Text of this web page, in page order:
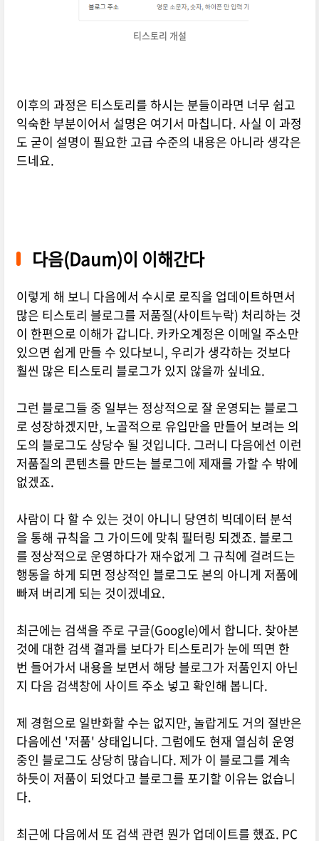
티스토리 개설
이후의 과정은 티스토리를 하시는 분들이라면 너무 쉽고
익숙한 부분이어서 설명은 여기서 마칩니다. 사실 이 과정
도 굳이 설명이 필요한 고급 수준의 내용은 아니라 생각은
드네요.
다음(Daum)이 이해간다
이렇게 해 보니 다음에서 수시로 로직을 업데이트하면서
많은 티스토리 블로그를 저품질(사이트누락) 처리하는 것
이 한편으로 이해가 갑니다. 카카오계정은 이메일 주소만
있으면 쉽게 만들 수 있다보니, 우리가 생각하는 것보다
훨씬 많은 티스토리 블로그가 있지 않을까 싶네요.
그런 블로그들 중 일부는 정상적으로 잘 운영되는 블로그
로 성장하겠지만, 노골적으로 유입만을 만들어 보려는 의
도의 블로그도 상당수 될 것입니다. 그러니 다음에선 이런
저품질의 콘텐츠를 만드는 블로그에 제재를 가할 수 밖에
없겠죠.
사람이 다 할 수 있는 것이 아니니 당연히 빅데이터 분석
을 통해 규칙을 그 가이드에 맞춰 필터링 되겠죠. 블로그
를 정상적으로 운영하다가 재수없게 그 규칙에 걸려드는
행동을 하게 되면 정상적인 블로그도 본의 아니게 저품에
빠져 버리게 되는 것이겠네요.
최근에는 검색을 주로 구글(Google)에서 합니다. 찾아본
것에 대한 검색 결과를 보다가 티스토리가 눈에 띄면 한
번 들어가서 내용을 보면서 해당 블로그가 저품인지 아닌
지 다음 검색창에 사이트 주소 넣고 확인해 봅니다.
제 경험으로 일반화할 수는 없지만, 놀랍게도 거의 절반은
다음에선 '저품' 상태입니다. 그럼에도 현재 열심히 운영
중인 블로그도 상당히 많습니다. 제가 이 블로그를 계속
하듯이 저품이 되었다고 블로그를 포기할 이유는 없습니
다.
최근에 다음에서 또 검색 관련 뭔가 업데이트를 했죠. PC